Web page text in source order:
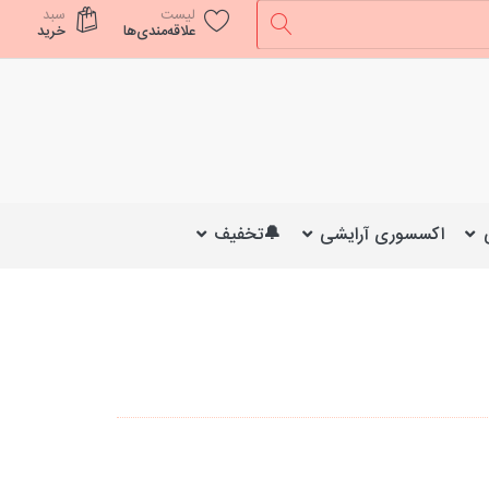
لیست
علاقه‌مندی‌ها
سبد
خرید
اکسسوری آرایشی 🔔تخفیف